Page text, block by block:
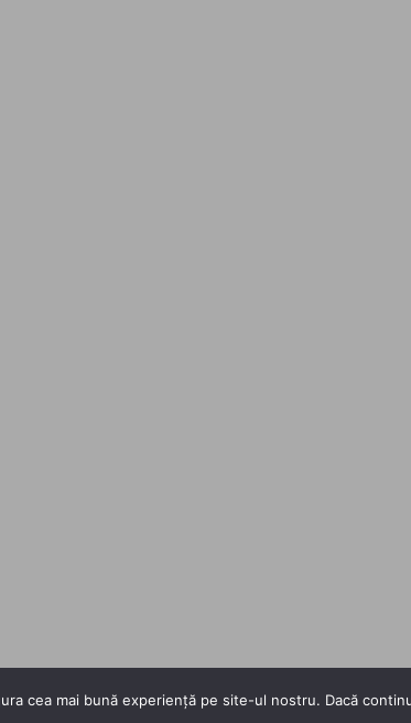
Copyright 2026 ©
cea mai bună experiență pe site-ul nostru. Dacă